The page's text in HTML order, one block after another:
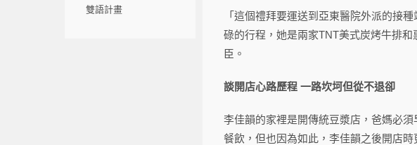
雙語計畫
「這個禮拜要運送到亞東醫院外派的接
碌的行程，她是兩家TNT美式炭烤牛排
臣。
談開店心路歷程 一路坎坷但從不退卻
李佳韻的家裡是開傳統豆漿店，爸媽必
餐飲，但也因為如此，李佳韻之後開店時